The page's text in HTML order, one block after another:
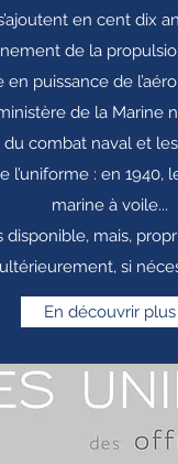
en cent dix
de la
puissance de
de la Marine
combat naval et
: en
marine à voile...
mais,
ultérieurement, si
En découvrir plus